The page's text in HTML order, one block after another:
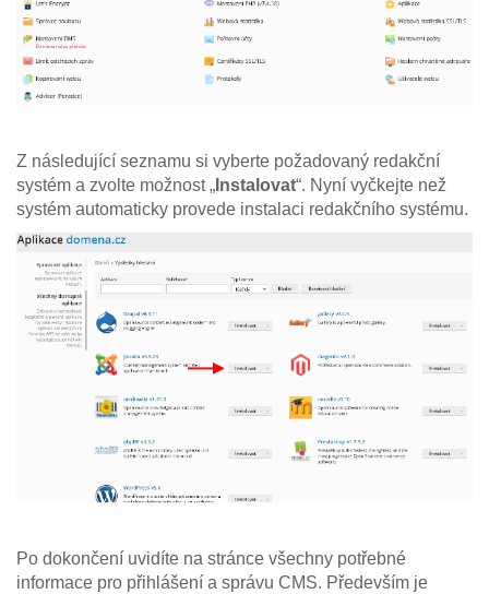
Z následující seznamu si vyberte požadovaný redakční
systém a zvolte možnost „ Instalovat“. Nyní vyčkejte než
systém automaticky provede instalaci redakčního systému.
Po dokončení uvidíte na stránce všechny potřebné
informace pro přihlášení a správu CMS. Především je